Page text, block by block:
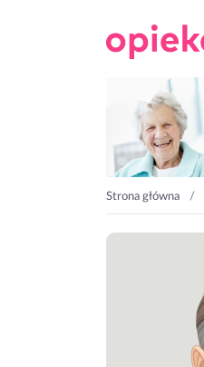
Strona główna